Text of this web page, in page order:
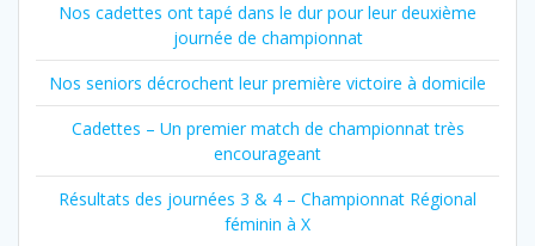
Nos cadettes ont tapé dans le dur pour leur deuxième
journée de championnat
Nos seniors décrochent leur première victoire à domicile
Cadettes – Un premier match de championnat très
encourageant
Résultats des journées 3 & 4 – Championnat Régional
féminin à X